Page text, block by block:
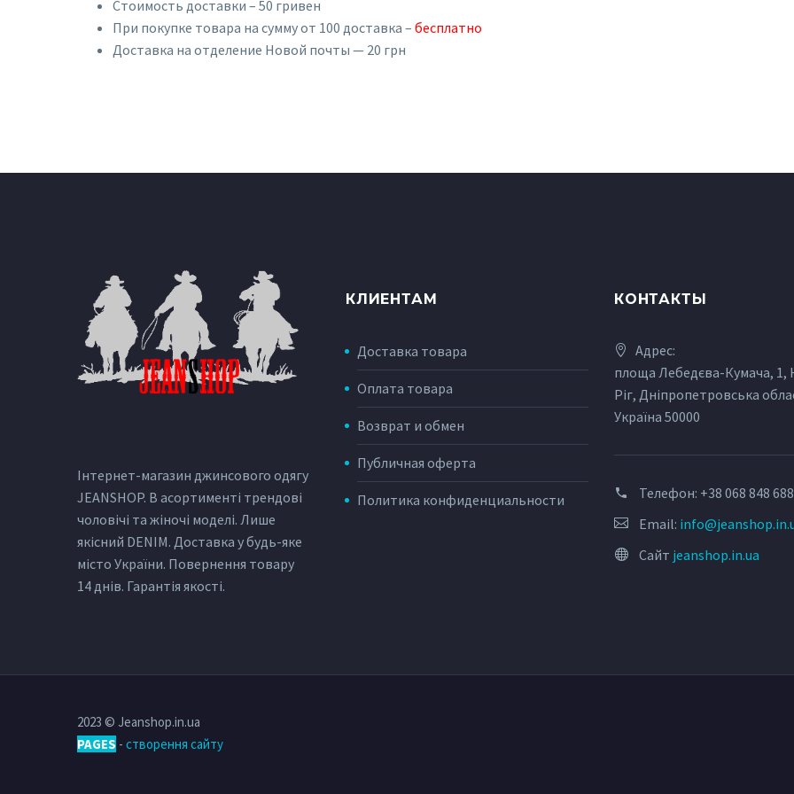
Стоимость доставки – 50 гривен
При покупке товара на сумму от 100 доставка – бесплатно
Доставка на отделение Новой почты — 20 грн
Інтернет-магазин джинсового одягу
JEANSHOP. В асортименті трендові
чоловічі та жіночі моделі. Лише
якісний DENIM. Доставка у будь-яке
місто України. Повернення товару
14 днів. Гарантія якості.
КЛИЕНТАМ
Доставка товара
Оплата товара
Возврат и обмен
Публичная оферта
Политика конфиденциальности
КОНТАКТЫ
Адрес:
площа Лебедєва-Кумача, 1,
Ріг, Дніпропетровська
Україна 50000
Телефон: +38 068 848
Email:
Сайт jeanshop.in.ua
2023 © Jeanshop.in.ua
PAGES - створення сайту